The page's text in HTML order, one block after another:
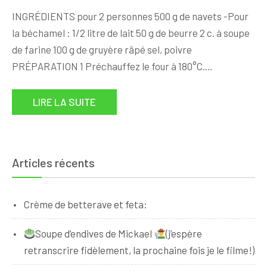
INGRÉDIENTS pour 2 personnes 500 g de navets -Pour
la béchamel : 1/2 litre de lait 50 g de beurre 2 c. à soupe
de farine 100 g de gruyère râpé sel, poivre
PRÉPARATION 1 Préchauffez le four à 180°C.…
LIRE LA SUITE
Articles récents
Crème de betterave et feta:
Soupe d’endives de Mickael
(j’espère
retranscrire fidèlement, la prochaine fois je le filme!)